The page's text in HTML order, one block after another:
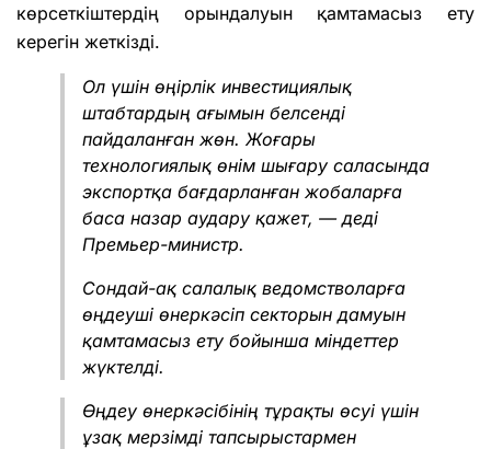
көрсеткіштердің орындалуын қамтамасыз ету
керегін жеткізді.
Ол үшін өңірлік инвестициялық
штабтардың ағымын белсенді
пайдаланған жөн. Жоғары
технологиялық өнім шығару саласында
экспортқа бағдарланған жобаларға
баса назар аудару қажет, — деді
Премьер-министр.
Сондай-ақ салалық ведомстволарға
өңдеуші өнеркәсіп секторын дамуын
қамтамасыз ету бойынша міндеттер
жүктелді.
Өңдеу өнеркәсібінің тұрақты өсуі үшін
ұзақ мерзімді тапсырыстармен